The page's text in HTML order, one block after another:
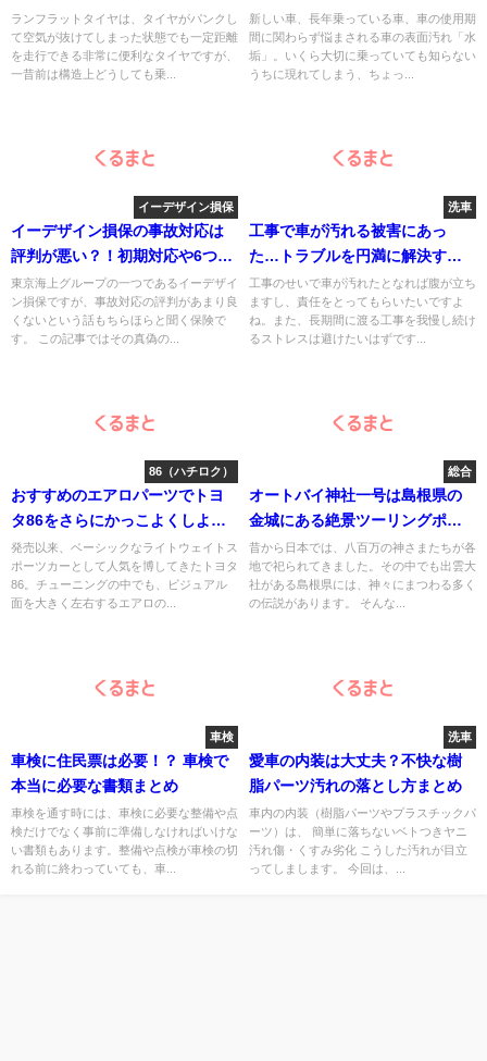
ランフラットタイヤは、タイヤがパンクし
て空気が抜けてしまった状態でも一定距離
を走行できる非常に便利なタイヤですが、
一昔前は構造上どうしても乗...
新しい車、長年乗っている車、車の使用期
間に関わらず悩まされる車の表面汚れ「水
垢」。いくら大切に乗っていても知らない
うちに現れてしまう、ちょっ...
イーデザイン損保
イーデザイン損保の事故対応は
評判が悪い？！初期対応や6つの
ロードサービス内容を徹底解
説！
東京海上グループの一つであるイーデザイ
ン損保ですが、事故対応の評判があまり良
くないという話もちらほらと聞く保険で
す。 この記事ではその真偽の...
洗車
工事で車が汚れる被害にあっ
た…トラブルを円満に解決する
方法とは？
工事のせいで車が汚れたとなれば腹が立ち
ますし、責任をとってもらいたいですよ
ね。また、長期間に渡る工事を我慢し続け
るストレスは避けたいはずです...
86（ハチロク）
おすすめのエアロパーツでトヨ
タ86をさらにかっこよくしよ
う！
発売以来、ベーシックなライトウェイトス
ポーツカーとして人気を博してきたトヨタ
86。チューニングの中でも、ビジュアル
面を大きく左右するエアロの...
総合
オートバイ神社一号は島根県の
金城にある絶景ツーリングポイ
ントだった！
昔から日本では、八百万の神さまたちが各
地で祀られてきました。その中でも出雲大
社がある島根県には、神々にまつわる多く
の伝説があります。 そんな...
車検
車検に住民票は必要！？ 車検で
本当に必要な書類まとめ
車検を通す時には、車検に必要な整備や点
検だけでなく事前に準備しなければいけな
い書類もあります。整備や点検が車検の切
れる前に終わっていても、車...
洗車
愛車の内装は大丈夫？不快な樹
脂パーツ汚れの落とし方まとめ
車内の内装（樹脂パーツやプラスチックパ
ーツ）は、 簡単に落ちないベトつきヤニ
汚れ傷・くすみ劣化 こうした汚れが目立
ってしまします。 今回は、...